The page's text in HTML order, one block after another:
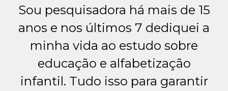
Sou pesquisadora há mais de 15
anos e nos últimos 7 dediquei a
minha vida ao estudo sobre
educação e alfabetização
infantil. Tudo isso para garantir